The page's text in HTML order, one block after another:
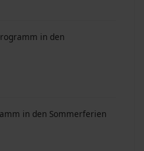
in den
in den Sommerferien